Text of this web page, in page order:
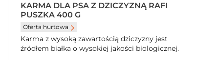
KARMA DLA PSA Z DZICZYZNĄ RAFI
PUSZKA 400 G
Oferta hurtowa
Karma z wysoką zawartością dziczyzny jest
źródłem białka o wysokiej jakości biologicznej.